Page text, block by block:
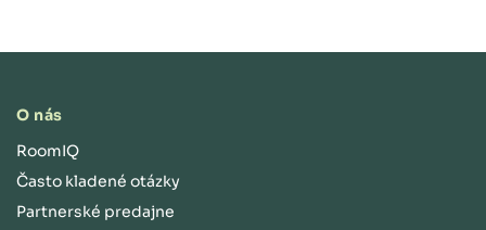
O nás
RoomIQ
Často kladené otázky
Partnerské predajne